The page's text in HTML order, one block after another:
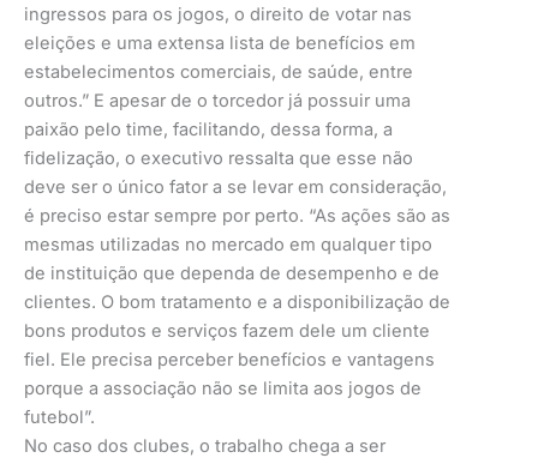
ingressos para os jogos, o direito de votar nas
eleições e uma extensa lista de benefícios em
estabelecimentos comerciais, de saúde, entre
outros.” E apesar de o torcedor já possuir uma
paixão pelo time, facilitando, dessa forma, a
fidelização, o executivo ressalta que esse não
deve ser o único fator a se levar em consideração,
é preciso estar sempre por perto. “As ações são as
mesmas utilizadas no mercado em qualquer tipo
de instituição que dependa de desempenho e de
clientes. O bom tratamento e a disponibilização de
bons produtos e serviços fazem dele um cliente
fiel. Ele precisa perceber benefícios e vantagens
porque a associação não se limita aos jogos de
futebol”.
No caso dos clubes, o trabalho chega a ser